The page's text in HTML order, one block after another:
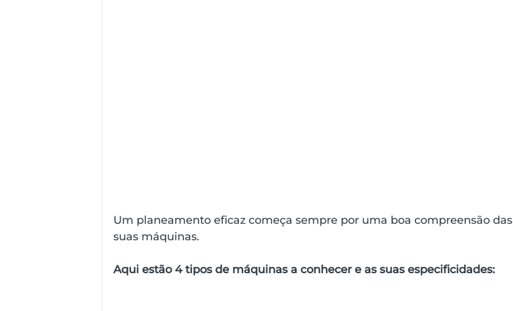
Um planeamento eficaz começa sempre por uma boa compreensão das
suas máquinas.
Aqui estão 4 tipos de máquinas a conhecer e as suas especificidades: